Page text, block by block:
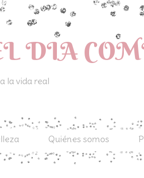
DIA
la vida real
Quiénes somos